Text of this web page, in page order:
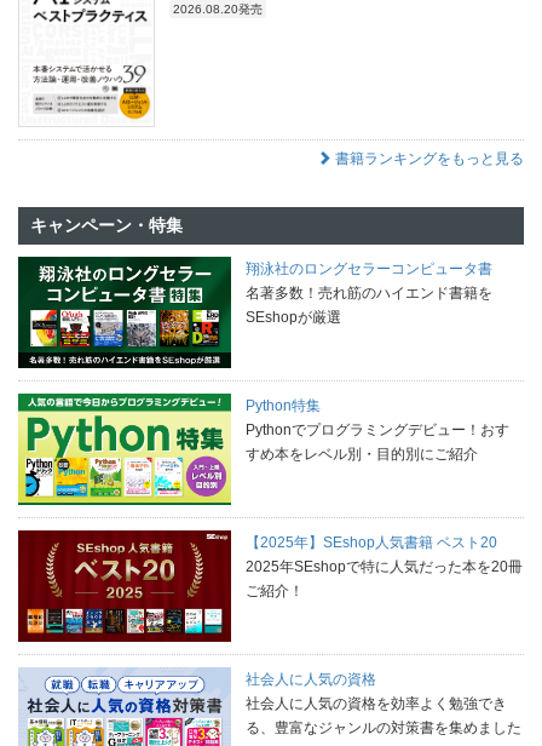
2026.08.20発売
書籍ランキングをもっと見る
キャンペーン・特集
翔泳社のロングセラーコンピュータ書
名著多数！売れ筋のハイエンド書籍を
SEshopが厳選
Python特集
Pythonでプログラミングデビュー！おす
すめ本をレベル別・目的別にご紹介
【2025年】SEshop人気書籍 ベスト20
2025年SEshopで特に人気だった本を20冊
ご紹介！
社会人に人気の資格
社会人に人気の資格を効率よく勉強でき
る、豊富なジャンルの対策書を集めました